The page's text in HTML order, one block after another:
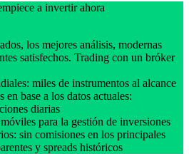
a invertir ahora
los mejores análisis, modernas
satisfechos. Trading con un bróker
miles de instrumentos al alcance
en base a los datos actuales:
diarias
para la gestión de inversiones
sin comisiones en los principales
y spreads históricos